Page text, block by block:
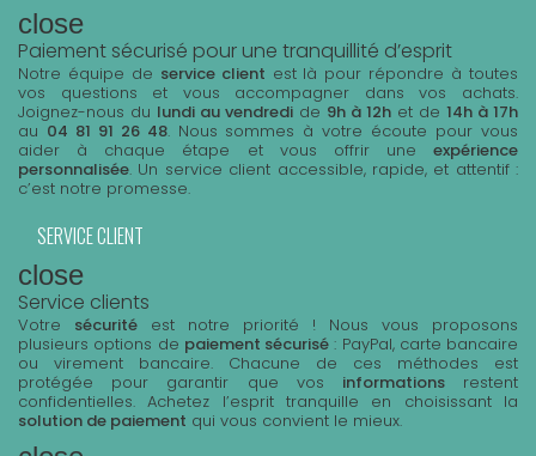
close
Paiement sécurisé pour une tranquillité d’esprit
Notre équipe de service client est là pour répondre à toutes
vos questions et vous accompagner dans vos achats.
Joignez-nous du lundi au vendredi de 9h à 12h et de 14h à 17h
au 04 81 91 26 48. Nous sommes à votre écoute pour vous
aider à chaque étape et vous offrir une expérience
personnalisée. Un service client accessible, rapide, et attentif :
c’est notre promesse.
SERVICE CLIENT
close
Service clients
Votre sécurité est notre priorité ! Nous vous proposons
plusieurs options de paiement sécurisé : PayPal, carte bancaire
ou virement bancaire. Chacune de ces méthodes est
protégée pour garantir que vos informationsrestent
confidentielles. Achetez l’esprit tranquille en choisissant la
solution de paiement qui vous convient le mieux.